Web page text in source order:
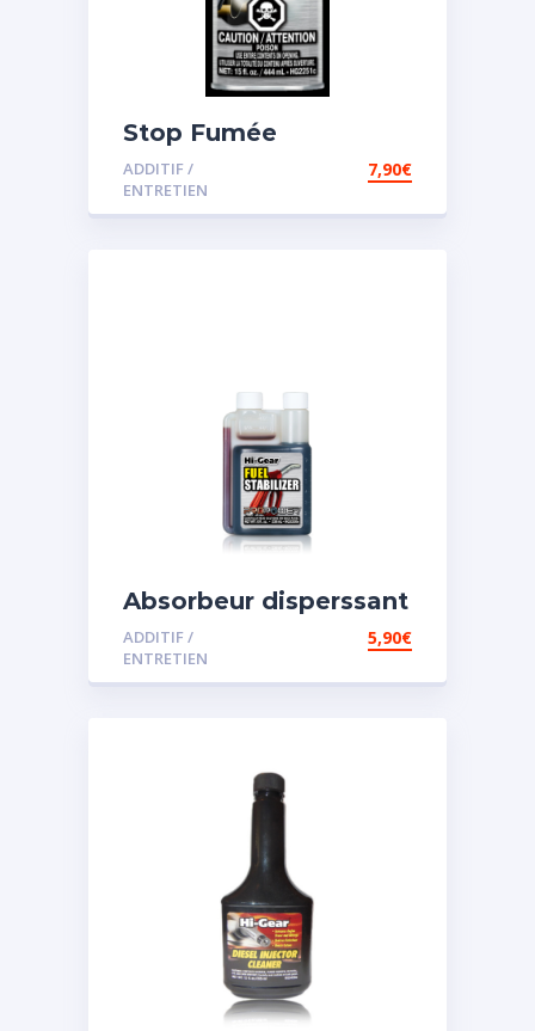
Stop Fumée
ADDITIF /
ENTRETIEN
7,90€
Absorbeur disperssant
d’eau pour carburant
ADDITIF /
ENTRETIEN
5,90€